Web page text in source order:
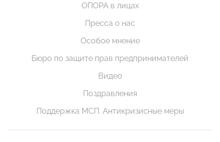
ОПОРА в лицах
Пресса о нас
Особое мнение
Бюро по защите прав предпринимателей
Видео
Поздравления
Поддержка МСП. Антикризисные меры